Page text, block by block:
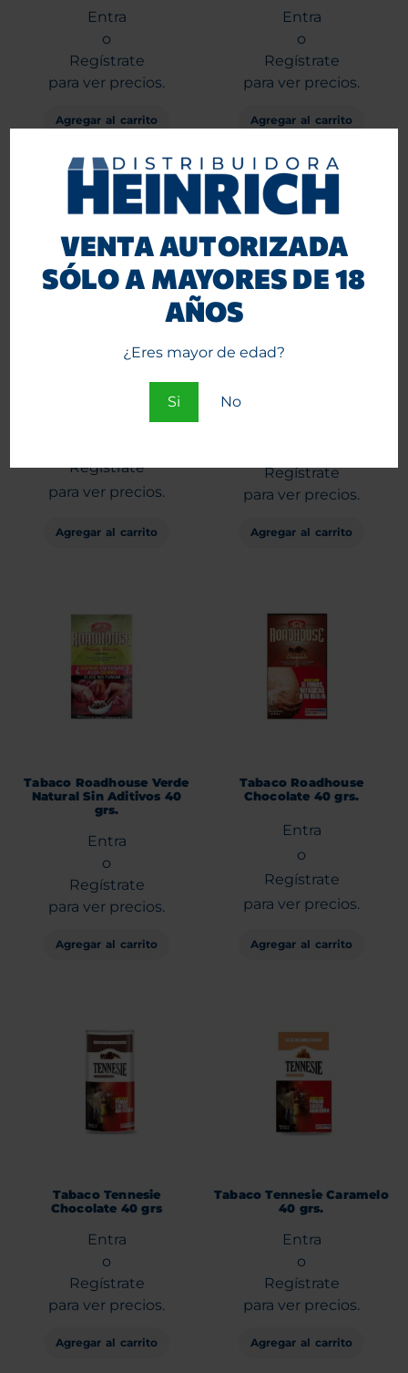
VENTA AUTORIZADA
SÓLO A MAYORES DE 18
AÑOS
¿Eres mayor de edad?
Si No
Entra
o
Regístrate
para ver precios.
Agregar al carrito
Entra
o
Regístrate
para ver precios.
Agregar al carrito
Cherry 50grs.
Regístrate
para ver precios.
Agregar al carrito
Regístrate
para ver precios.
Agregar al carrito
Tabaco Roadhouse Verde
Natural Sin Aditivos 40
grs.
Entra
o
Regístrate
para ver precios.
Agregar al carrito
Tabaco Roadhouse
Chocolate 40 grs.
Entra
o
Regístrate
para ver precios.
Agregar al carrito
Tabaco Tennesie
Chocolate 40 grs
Entra
o
Regístrate
para ver precios.
Agregar al carrito
Tabaco Tennesie Caramelo
40 grs.
Entra
o
Regístrate
para ver precios.
Agregar al carrito